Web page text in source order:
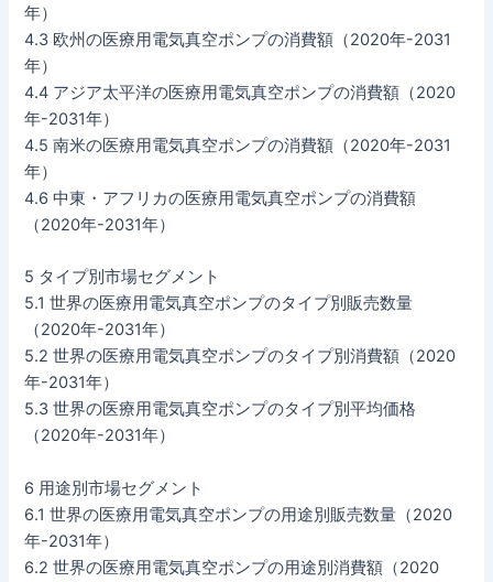
年）
4.3 欧州の医療用電気真空ポンプの消費額（2020年-2031
年）
4.4 アジア太平洋の医療用電気真空ポンプの消費額（2020
年-2031年）
4.5 南米の医療用電気真空ポンプの消費額（2020年-2031
年）
4.6 中東・アフリカの医療用電気真空ポンプの消費額
（2020年-2031年）
5 タイプ別市場セグメント
5.1 世界の医療用電気真空ポンプのタイプ別販売数量
（2020年-2031年）
5.2 世界の医療用電気真空ポンプのタイプ別消費額（2020
年-2031年）
5.3 世界の医療用電気真空ポンプのタイプ別平均価格
（2020年-2031年）
6 用途別市場セグメント
6.1 世界の医療用電気真空ポンプの用途別販売数量（2020
年-2031年）
6.2 世界の医療用電気真空ポンプの用途別消費額（2020